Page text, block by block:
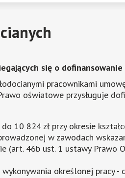
się o
pracownikami
oświatowe przysługuje
10 824 zł przy okresie
w zawodach
(art. 46b ust. 1 ustawy Prawo
określonej pracy -